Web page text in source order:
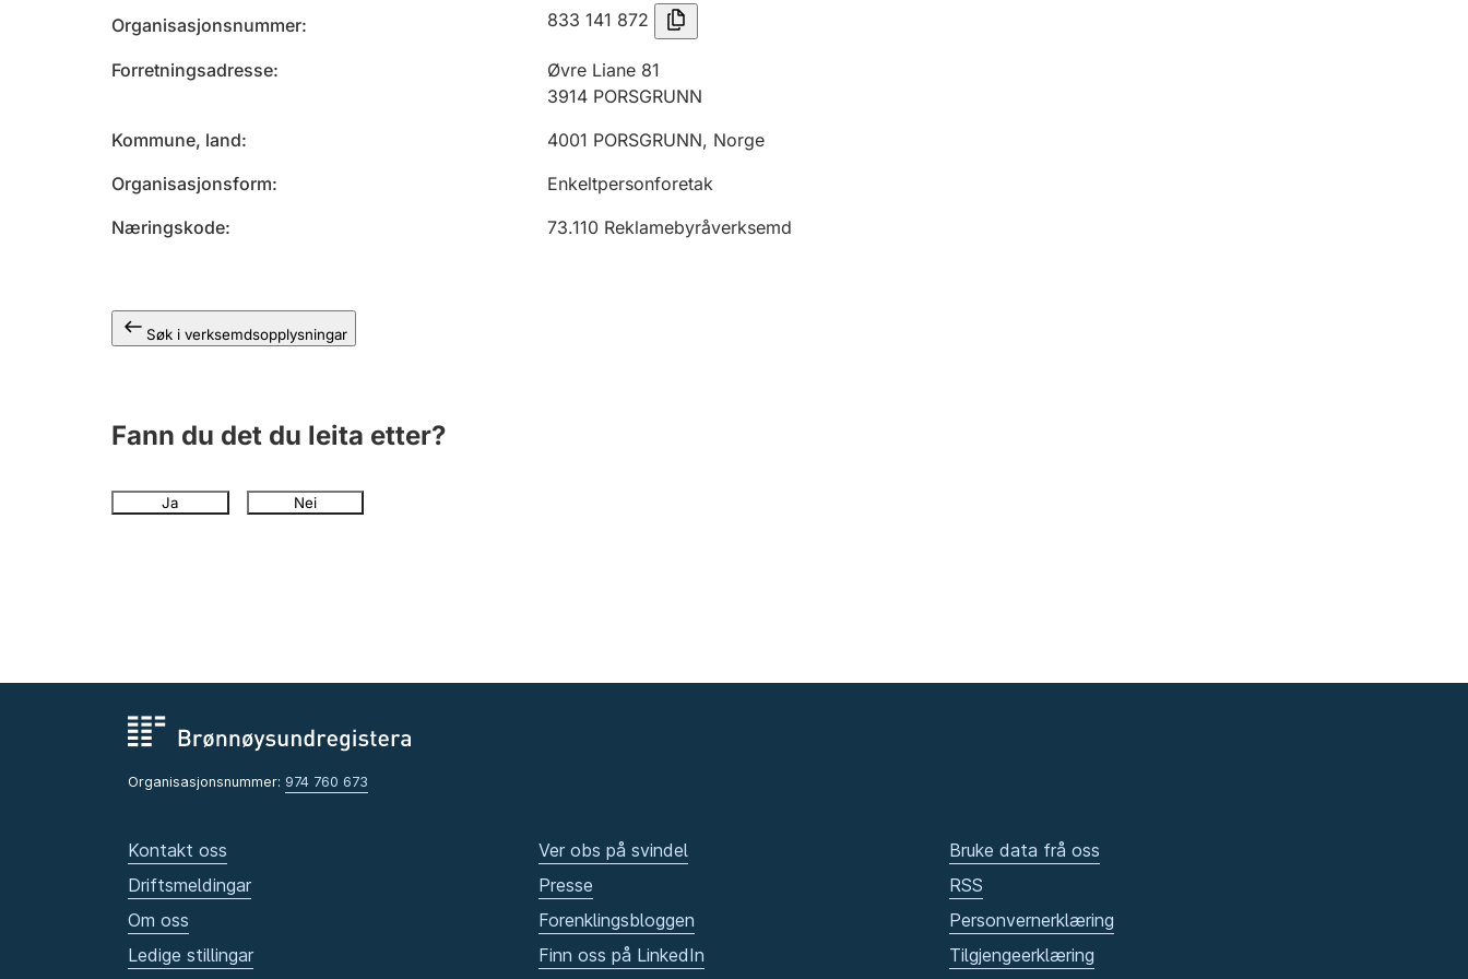
Organisasjonsnummer 833 141 872
Forretningsadresse
Øvre Liane 81
3914 PORSGRUNN
Kommune, land
4001 PORSGRUNN, Norge
Organisasjonsform
Enkeltpersonforetak
Næringskode
73.110 Reklamebyråverksemd
Søk i verksemdsopplysningar
Fann du det du leita etter?
Ja Nei
Organisasjonsnummer: 974 760 673
Kontakt oss
Driftsmeldingar
Om oss
Ledige stillingar
Ver obs på svindel
Presse
Forenklingsbloggen
Finn oss på LinkedIn
Bruke data frå oss
RSS
Personvernerklæring
Tilgjengeerklæring